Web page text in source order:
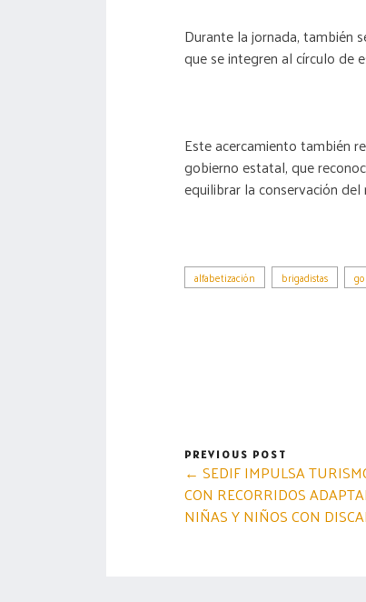
Durante la jornada, también
que se integren al círculo de
Este acercamiento también
gobierno estatal, que
equilibrar la conservación
alfabetización brigadistas
PREVIOUS POST
← SEDIF IMPULSA
CON RECORRIDOS
NIÑAS Y NIÑOS CON